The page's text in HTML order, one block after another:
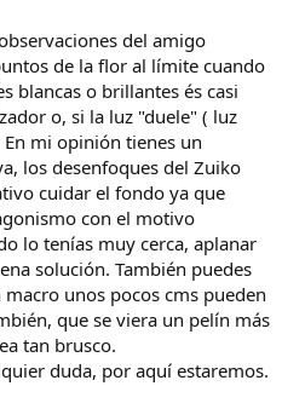
del amigo
de la flor al límite cuando
blancas o brillantes és casi
o, si la luz "duele" ( luz
mi opinión tienes un
los desenfoques del Zuiko
cuidar el fondo ya que
con el motivo
lo tenías muy cerca, aplanar
solución. También puedes
unos pocos cms pueden
que se viera un pelín más
tan brusco.
duda, por aquí estaremos.